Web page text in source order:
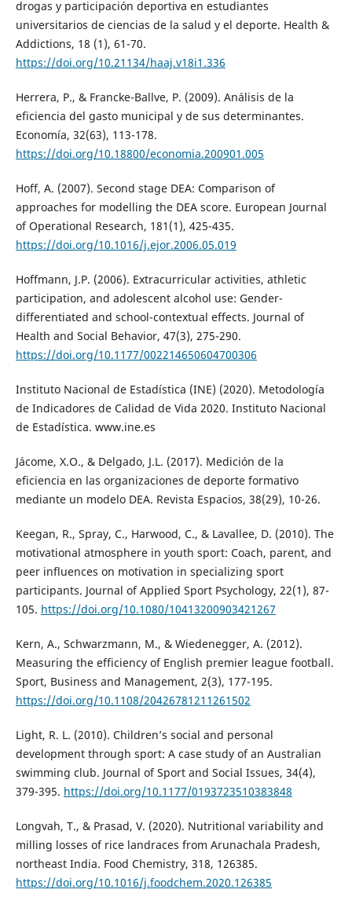
drogas y participación deportiva en estudiantes
universitarios de ciencias de la salud y el deporte. Health &
Addictions, 18 (1), 61-70.
https://doi.org/10.21134/haaj.v18i1.336
Herrera, P., & Francke-Ballve, P. (2009). Análisis de la
eficiencia del gasto municipal y de sus determinantes.
Economía, 32(63), 113-178.
https://doi.org/10.18800/economia.200901.005
Hoff, A. (2007). Second stage DEA: Comparison of
approaches for modelling the DEA score. European Journal
of Operational Research, 181(1), 425-435.
https://doi.org/10.1016/j.ejor.2006.05.019
Hoffmann, J.P. (2006). Extracurricular activities, athletic
participation, and adolescent alcohol use: Gender-
differentiated and school-contextual effects. Journal of
Health and Social Behavior, 47(3), 275-290.
https://doi.org/10.1177/002214650604700306
Instituto Nacional de Estadística (INE) (2020). Metodología
de Indicadores de Calidad de Vida 2020. Instituto Nacional
de Estadística. www.ine.es
Jácome, X.O., & Delgado, J.L. (2017). Medición de la
eficiencia en las organizaciones de deporte formativo
mediante un modelo DEA. Revista Espacios, 38(29), 10-26.
Keegan, R., Spray, C., Harwood, C., & Lavallee, D. (2010). The
motivational atmosphere in youth sport: Coach, parent, and
peer influences on motivation in specializing sport
participants. Journal of Applied Sport Psychology, 22(1), 87-
105. https://doi.org/10.1080/10413200903421267
Kern, A., Schwarzmann, M., & Wiedenegger, A. (2012).
Measuring the efficiency of English premier league football.
Sport, Business and Management, 2(3), 177-195.
https://doi.org/10.1108/20426781211261502
Light, R. L. (2010). Children’s social and personal
development through sport: A case study of an Australian
swimming club. Journal of Sport and Social Issues, 34(4),
379-395. https://doi.org/10.1177/0193723510383848
Longvah, T., & Prasad, V. (2020). Nutritional variability and
milling losses of rice landraces from Arunachala Pradesh,
northeast India. Food Chemistry, 318, 126385.
https://doi.org/10.1016/j.foodchem.2020.126385